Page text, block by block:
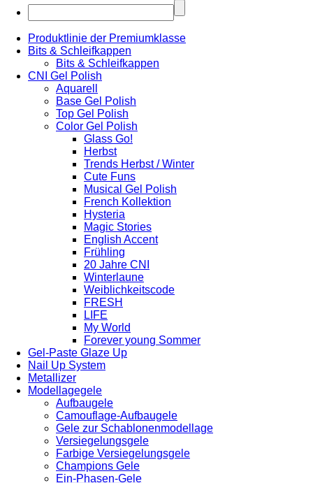
Produktlinie der Premiumklasse
Bits & Schleifkappen
Bits & Schleifkappen
CNI Gel Polish
Aquarell
Base Gel Polish
Top Gel Polish
Color Gel Polish
Glass Go!
Herbst
Trends Herbst / Winter
Cute Funs
Musical Gel Polish
French Kollektion
Hysteria
Magic Stories
English Accent
Frühling
20 Jahre CNI
Winterlaune
Weiblichkeitscode
FRESH
LIFE
My World
Forever young Sommer
Gel-Paste Glaze Up
Nail Up System
Metallizer
Modellagegele
Aufbaugele
Camouflage-Aufbaugele
Gele zur Schablonenmodellage
Versiegelungsgele
Farbige Versiegelungsgele
Champions Gele
Ein-Phasen-Gele